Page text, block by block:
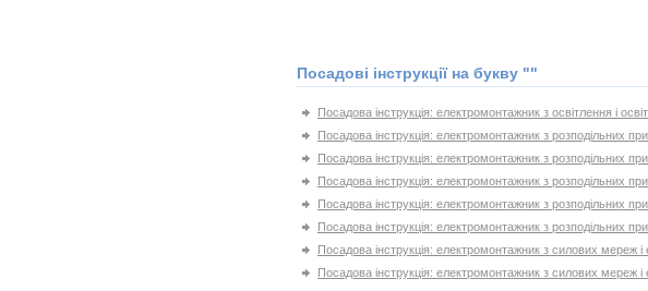
Посадові інструкції на букву ""
Посадова інструкція: електромонтажник з освітлення і
Посадова інструкція: електромонтажник з розподільних
Посадова інструкція: електромонтажник з розподільних
Посадова інструкція: електромонтажник з розподільних
Посадова інструкція: електромонтажник з розподільних
Посадова інструкція: електромонтажник з розподільних
Посадова інструкція: електромонтажник з силових мереж
Посадова інструкція: електромонтажник з силових мереж